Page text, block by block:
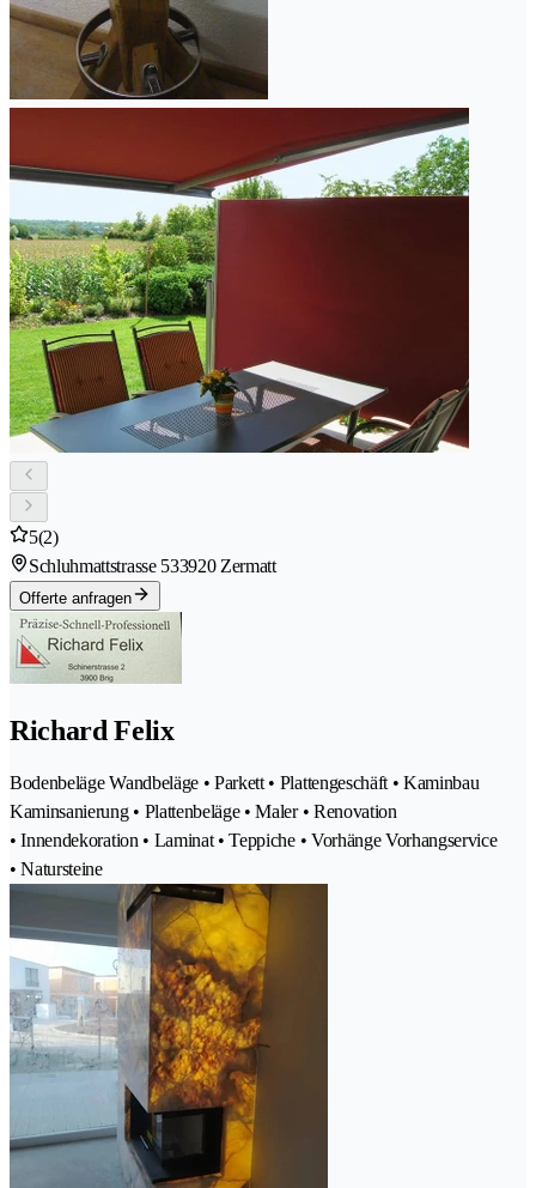
5(2)
Schluhmattstrasse 533920 Zermatt
Offerte anfragen
Richard Felix
Bodenbeläge Wandbeläge • Parkett • Plattengeschäft • Kaminbau
Kaminsanierung • Plattenbeläge • Maler • Renovation
• Innendekoration • Laminat • Teppiche • Vorhänge Vorhangservice
• Natursteine